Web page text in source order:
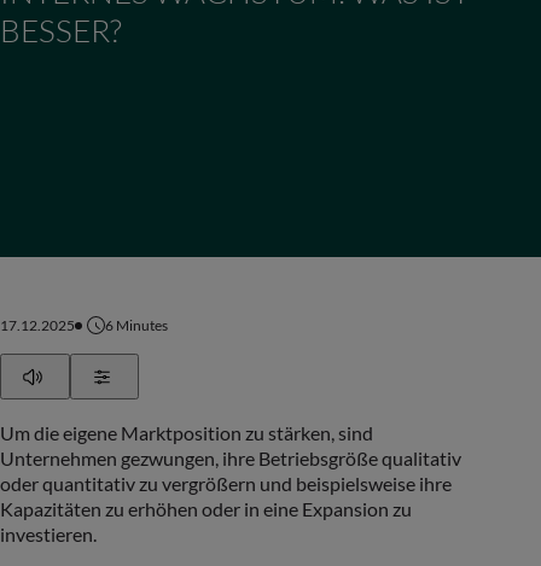
BESSER?
17.12.2025 6 Minutes
Um die eigene Marktposition zu stärken, sind
Unternehmen gezwungen, ihre Betriebsgröße qualitativ
oder quantitativ zu vergrößern und beispielsweise ihre
Kapazitäten zu erhöhen oder in eine Expansion zu
investieren.